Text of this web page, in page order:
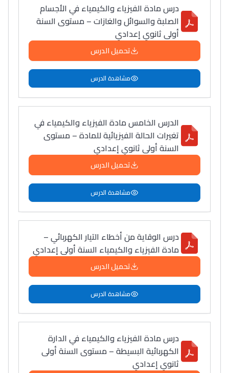
درس مادة الفيزياء والكيمياء في الأجسام
الصلبة والسوائل والغازات – مستوى السنة
أولى ثانوي إعدادي
تحميل الدرس
مشاهدة الدرس
الدرس الخامس مادة الفيزياء والكيمياء في
تغيرات الحالة الفيزيائية للمادة – مستوى
السنة أولى ثانوي إعدادي
تحميل الدرس
مشاهدة الدرس
درس الوقاية من أخطاء التيار الكهربائي –
مادة الفيزياء والكيمياء السنة أولى إعدادي
تحميل الدرس
مشاهدة الدرس
درس مادة الفيزياء والكيمياء في الدارة
الكهربائية البسيطة – مستوى السنة أولى
ثانوي إعدادي